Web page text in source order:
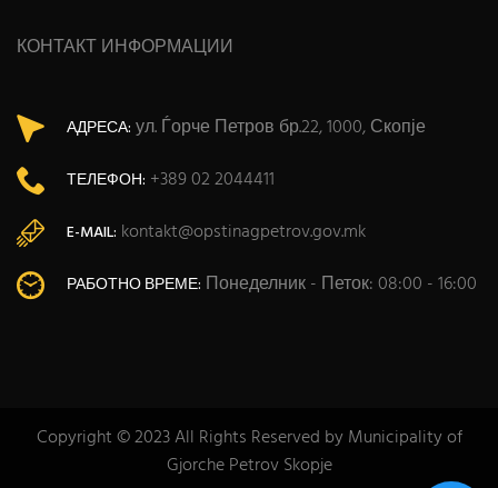
КОНТАКТ ИНФОРМАЦИИ
АДРЕСА: ул. Ѓорче Петров бр.22, 1000, Скопје
ТЕЛЕФОН: +389 02 2044411
E-MAIL: kontakt@opstinagpetrov.gov.mk
РАБОТНО ВРЕМЕ: Понеделник - Петок: 08:00 - 16:00
Copyright © 2023 All Rights Reserved by Municipality of
Gjorche Petrov Skopje